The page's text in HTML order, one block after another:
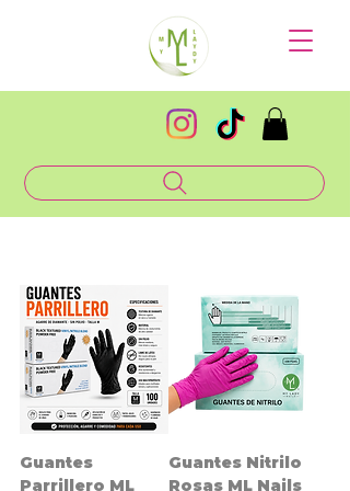
Guantes
Parrillero ML
Guantes Nitrilo
Rosas ML Nails